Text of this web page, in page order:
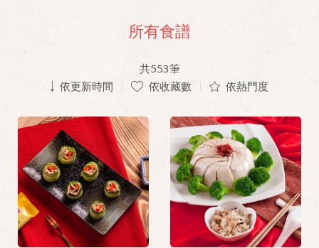
所有食譜
共553筆
依更新時間
依收藏數 依熱門度